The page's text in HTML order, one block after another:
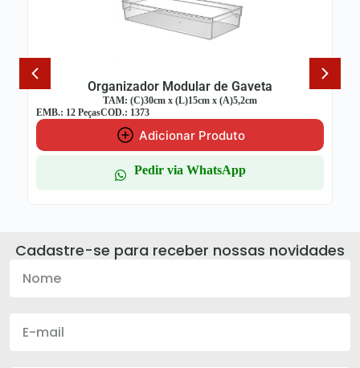
Organizador Modular de Gaveta
TAM: (C)30cm x (L)15cm x (A)5,2cm
EMB.: 12 PeçasCOD.: 1373
Adicionar Produto
Pedir via WhatsApp
Cadastre-se para receber nossas novidades